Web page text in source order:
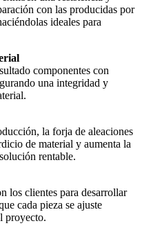
con las producidas por
ideales para
componentes con
una integridad y
la forja de aleaciones
de material y aumenta la
rentable.
los clientes para desarrollar
cada pieza se ajuste
proyecto.